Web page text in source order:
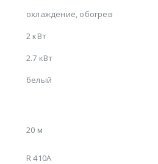
охлаждение, обогрев
2 кВт
2.7 кВт
белый
20 м
R 410A